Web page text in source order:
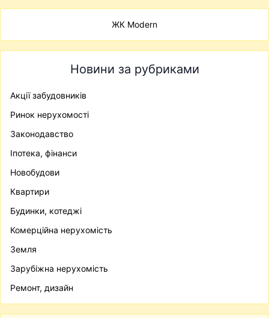
ЖК Modern
Новини за рубриками
Акції забудовників
Ринок нерухомості
Законодавство
Іпотека, фінанси
Новобудови
Квартири
Будинки, котеджі
Комерційна нерухомість
Земля
Зарубіжна нерухомість
Ремонт, дизайн